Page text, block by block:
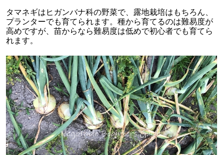
タマネギはヒガンバナ科の野菜で、露地栽培はもちろん、
プランターでも育てられます。種から育てるのは難易度が
高めですが、苗からなら難易度は低めで初心者でも育てら
れます。